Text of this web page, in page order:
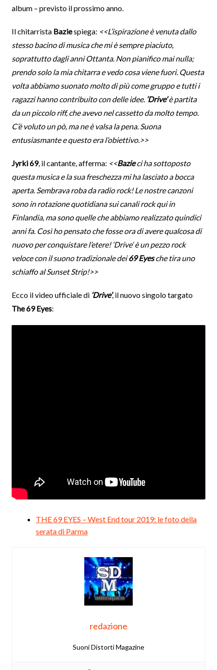
album – previsto il prossimo anno.
Il chitarrista Baziespiega: <<L’ispirazione è venuta dallo
stesso bacino di musica che mi è sempre piaciuto,
soprattutto dagli anni Ottanta. Non pianifico mai nulla;
prendo solo la mia chitarra e vedo cosa viene fuori. Questa
volta abbiamo suonato molto di più come gruppo e tutti i
ragazzi hanno contribuito con delle idee.‘Drive’è partita
da un piccolo riff, che avevo nel cassetto da molto tempo.
C’è voluto un pò,ma ne è valsa la pena. Suona
entusiasmante e questo era l’obiettivo.>>
Jyrki 69, il cantante, afferma: <<Bazieci ha sottoposto
questa musica e la sua freschezza mi ha lasciato a bocca
aperta. Sembrava roba da radio rock! Le nostre canzoni
sono in rotazione quotidiana sui canali rock qui in
Finlandia, ma sono quelle che abbiamo realizzato quindici
anni fa. Così ho pensato che fosse ora di avere qualcosa di
nuovo per conquistare l’etere! ‘Drive‘ è un pezzo rock
veloce con il suono tradizionale dei69 Eyesche tira uno
schiaffo al Sunset Strip!>>
Ecco il video ufficiale di ‘Drive’, il nuovo singolo targato
The 69 Eyes:
THE 69 EYES – West End tour 2019: le foto della
serata di Parma
redazione
Suoni Distorti Magazine